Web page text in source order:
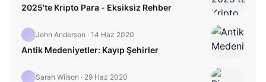
2025'te Kripto Para - Eksiksiz Rehber
John Anderson · 14 Haz 2020
Antik Medeniyetler: Kayıp Şehirler
Sarah Wilson · 29 Haz 2020